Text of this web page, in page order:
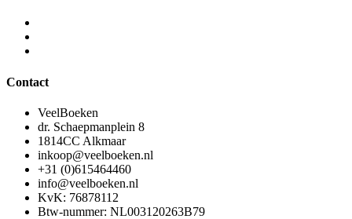
Contact
VeelBoeken
dr. Schaepmanplein 8
1814CC Alkmaar
inkoop@veelboeken.nl
+31 (0)615464460
info@veelboeken.nl
KvK: 76878112
Btw-nummer: NL003120263B79